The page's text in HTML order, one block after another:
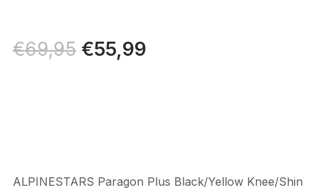
€69,95 Il
prezzo
€55,99Il
ALPINESTARS Paragon Plus Black/Yellow Knee/Shin